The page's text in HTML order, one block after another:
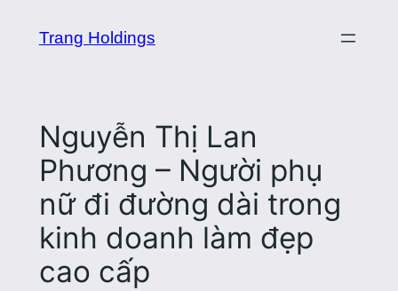
Trang Holdings
Nguyễn Thị Lan
Phương – Người phụ
nữ đi đường dài trong
kinh doanh làm đẹp
cao cấp